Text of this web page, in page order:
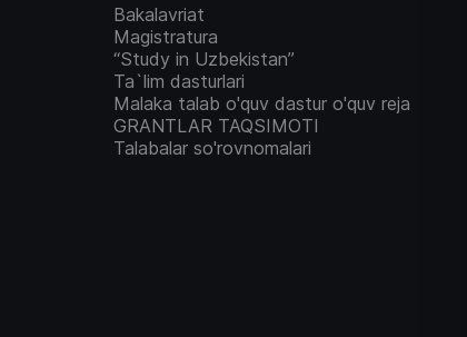
Bakalavriat
Magistratura
“Study in Uzbekistan”
Ta`lim dasturlari
Malaka talab o'quv dastur o'quv reja
GRANTLAR TAQSIMOTI
Talabalar so'rovnomalari